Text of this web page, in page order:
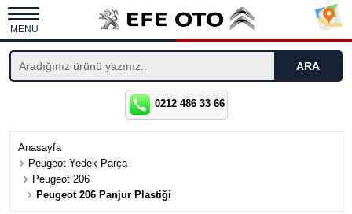
MENU
0212 486 33 66
Anasayfa
Peugeot Yedek Parça
Peugeot 206
Peugeot 206 Panjur Plastiği